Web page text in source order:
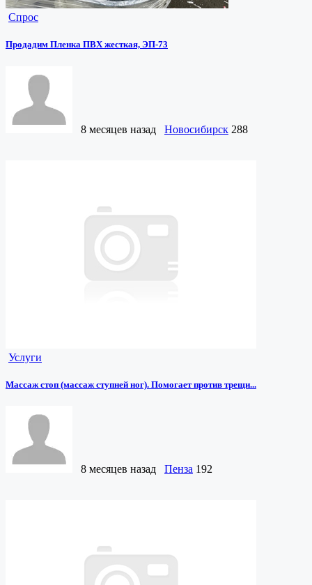
Спрос
Продадим Пленка ПВХ жесткая, ЭП-73
8 месяцев назад Новосибирск 288
Услуги
Массаж стоп (массаж ступней ног). Помогает против трещи...
8 месяцев назад Пенза 192